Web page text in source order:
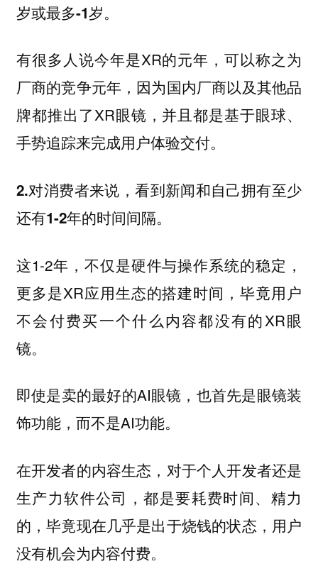
岁或最多-1岁。
有很多人说今年是XR的元年，可以称之为
厂商的竞争元年，因为国内厂商以及其他品
牌都推出了XR眼镜，并且都是基于眼球、
手势追踪来完成用户体验交付。
2.对消费者来说，看到新闻和自己拥有至少
还有1-2年的时间间隔。
这1-2年，不仅是硬件与操作系统的稳定，
更多是XR应用生态的搭建时间，毕竟用户
不会付费买一个什么内容都没有的XR眼
镜。
即使是卖的最好的AI眼镜，也首先是眼镜装
饰功能，而不是AI功能。
在开发者的内容生态，对于个人开发者还是
生产力软件公司，都是要耗费时间、精力
的，毕竟现在几乎是出于烧钱的状态，用户
没有机会为内容付费。